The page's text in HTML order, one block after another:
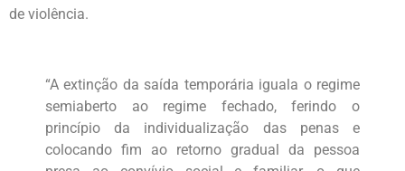
de violência.
“A extinção da saída temporária iguala o regime
semiaberto ao regime fechado, ferindo o
princípio da individualização das penas e
colocando fim ao retorno gradual da pessoa